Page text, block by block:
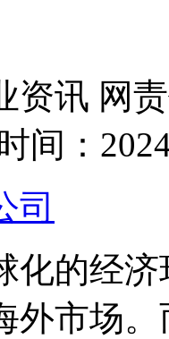
资讯 网
间：
司
的经济
外市场